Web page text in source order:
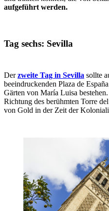
aufgeführt werden.
Tag sechs: Sevilla
Derzweite Tag in Sevilla sollte
beeindruckenden Plaza de
Gärten von María Luisa
Richtung des berühmten Torre
von Gold in der Zeit der